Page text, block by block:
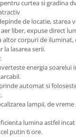
curtea si gradina
de locatie, starea
liber, expuse direct
corpuri de iluminat,
la lasarea serii.
energia soarelui
automat si
lampii, de
lumina astfel
putin 6 ore.